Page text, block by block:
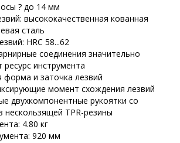
? до 14 мм
высококачественная кованная
сталь
HRC 58...62
соединения значительно
ресурс инструмента
форма и заточка лезвий
момент схождения лезвий
двухкомпонентные рукоятки со
нескользящей TPR-резины
4.80 кг
920 мм